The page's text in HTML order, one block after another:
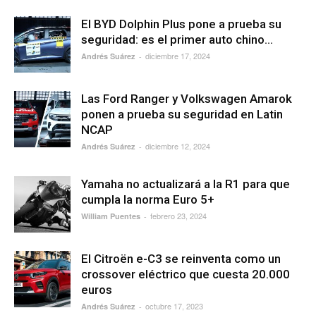
El BYD Dolphin Plus pone a prueba su
seguridad: es el primer auto chino...
Andrés Suárez - diciembre 17, 2024
Las Ford Ranger y Volkswagen Amarok
ponen a prueba su seguridad en Latin
NCAP
Andrés Suárez - diciembre 12, 2024
Yamaha no actualizará a la R1 para que
cumpla la norma Euro 5+
William Puentes - febrero 23, 2024
El Citroën e-C3 se reinventa como un
crossover eléctrico que cuesta 20.000
euros
Andrés Suárez - octubre 17, 2023